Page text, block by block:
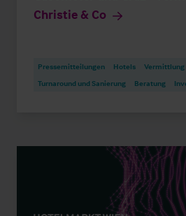
Christie & Co
Pressemitteilungen Hotels
Vermittlung
Turnaround und Sanierung
Beratung